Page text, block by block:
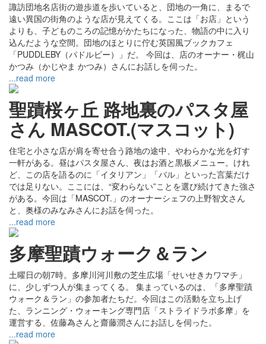
諏訪団地名店街の遊歩道を歩いていると、団地の一角に、まるで
遠い異国の街角のような店が見えてくる。ここは「お店」という
よりも、子どものころの記憶がかたちになった、物語の中に入り
込んだような空間。団地のほとりに佇む英国風ブックカフェ
「PUDDLEBY（パドルビー）」だ。 今回は、店のオーナー・梶山
かつみ（かじやま かつみ）さんにお話しを伺った。
...read more
聖蹟桜ヶ丘 路地裏のパスタ屋
さん MASCOT.(マスコット)
住宅と小さな店が肩を寄せ合う路地の途中、やわらかな光を灯す
一軒がある。昼はパスタ屋さん、夜はお酒と黒板メニュー。けれ
ど、この店を語るのに「イタリアン」「バル」といった言葉だけ
では足りない。ここには、“変わらない”ことを選び続けてきた強さ
がある。今回は「MASCOT.」のオーナーシェフの上野智文さん
と、奥様のみなみさんにお話を伺った。
...read more
多摩聖蹟ウォーク＆ラン
土曜日の朝7時。多摩川河川敷の芝生広場「せいせきカワマチ」
に、少しずつ人が集まってくる。 集まっているのは、「多摩聖蹟
ウォーク＆ラン」の参加者たちだ。今回はこの活動を立ち上げ
た、ランニング・ウォーキング専門店「ストライドラボ多摩」を
運営する、佐藤為さんと齋藤潤さんにお話しを伺った。
...read more